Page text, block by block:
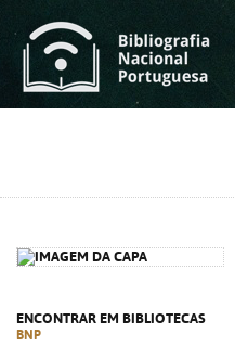
ENCONTRAR EM BIBLIOTECAS
BNP